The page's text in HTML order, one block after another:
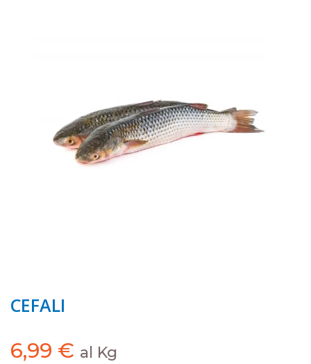
CEFALI
6,99 € al Kg